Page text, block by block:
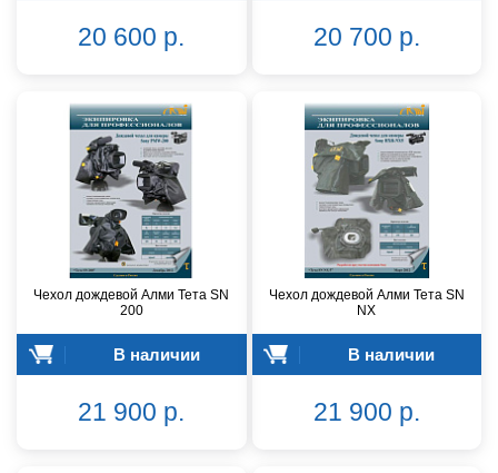
20 600 р. 20 700 р.
Чехол дождевой Алми Тета SN
200
В наличии
21 900 р.
Чехол дождевой Алми Тета SN
NX
В наличии
21 900 р.